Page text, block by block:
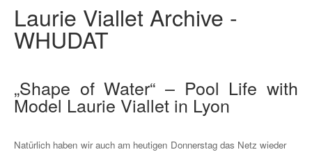
Laurie Viallet Archive -
WHUDAT
„Shape of Water“ – Pool Life with
Model Laurie Viallet in Lyon
Natürlich haben wir auch am heutigen Donnerstag das Netz wieder